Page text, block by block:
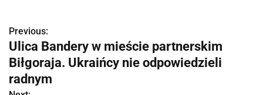
N
a
w
Previous:
Ulica Bandery w mieście partnerskim
Biłgoraja. Ukraińcy nie odpowiedzieli
radnym